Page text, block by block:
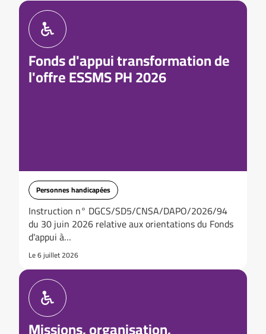
Fonds d'appui transformation de
l'offre ESSMS PH 2026
Personnes handicapées
Instruction n° DGCS/SD5/CNSA/DAPO/2026/94
du 30 juin 2026 relative aux orientations du Fonds
d'appui à…
Le 6 juillet 2026